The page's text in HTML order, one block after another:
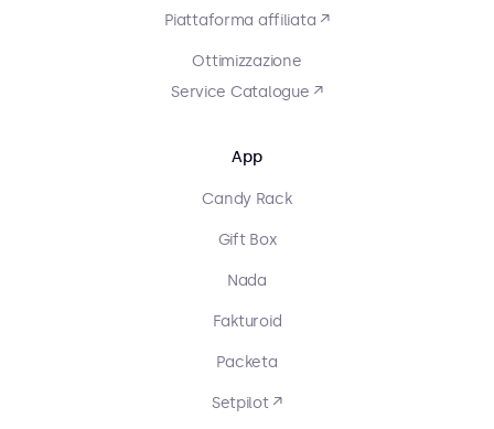
Piattaforma affiliata ↗
Ottimizzazione
Service Catalogue ↗
App
Candy Rack
Gift Box
Nada
Fakturoid
Packeta
Setpilot ↗